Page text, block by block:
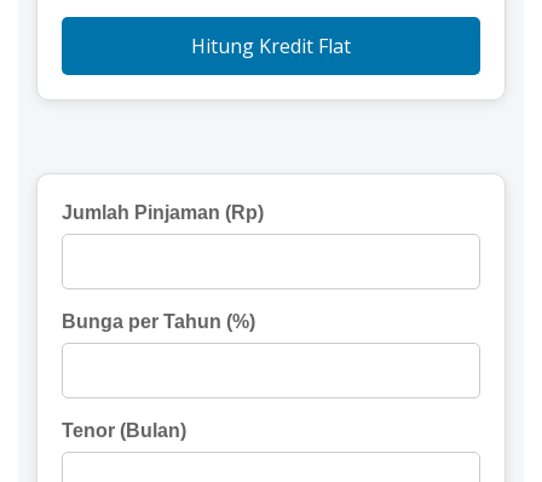
Hitung Kredit Flat
Jumlah Pinjaman (Rp)
Bunga per Tahun (%)
Tenor (Bulan)